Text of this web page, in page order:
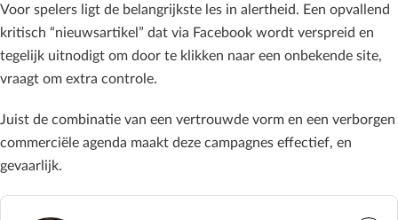
Voor spelers ligt de belangrijkste les in alertheid. Een opvallend
kritisch “nieuwsartikel” dat via Facebook wordt verspreid en
tegelijk uitnodigt om door te klikken naar een onbekende site,
vraagt om extra controle.
Juist de combinatie van een vertrouwde vorm en een verborgen
commerciële agenda maakt deze campagnes effectief, en
gevaarlijk.